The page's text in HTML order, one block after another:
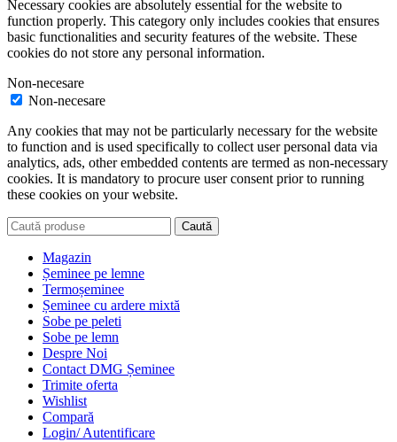
Necessary cookies are absolutely essential for the website to
function properly. This category only includes cookies that ensures
basic functionalities and security features of the website. These
cookies do not store any personal information.
Non-necesare
Non-necesare
Any cookies that may not be particularly necessary for the website
to function and is used specifically to collect user personal data via
analytics, ads, other embedded contents are termed as non-necessary
cookies. It is mandatory to procure user consent prior to running
these cookies on your website.
Caută
Magazin
Șeminee pe lemne
Termoșeminee
Șeminee cu ardere mixtă
Sobe pe peleti
Sobe pe lemn
Despre Noi
Contact DMG Șeminee
Trimite oferta
Wishlist
Compară
Login/ Autentificare